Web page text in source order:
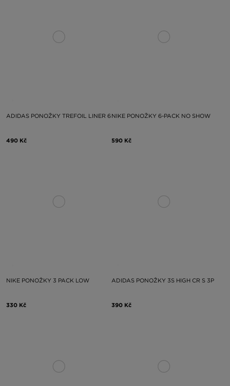
ADIDAS PONOŽKY TREFOIL LINER 6
490 Kč
NIKE PONOŽKY 6-PACK NO SHOW
590 Kč
NIKE PONOŽKY 3 PACK LOW
330 Kč
ADIDAS PONOŽKY 3S HIGH CR S 3P
390 Kč